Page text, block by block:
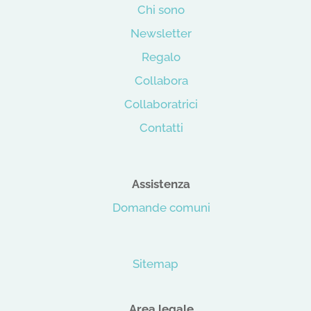
Chi sono
Newsletter
Regalo
Collabora
Collaboratrici
Contatti
Assistenza
Domande comuni
Sitemap